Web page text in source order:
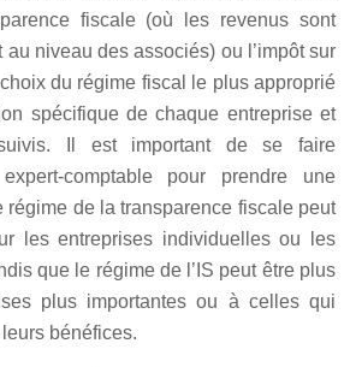
fiscale (où les revenus sont
niveau des associés) ou l’impôt sur
du régime fiscal le plus approprié
spécifique de chaque entreprise et
Il est important de se faire
comptable pour prendre une
de la transparence fiscale peut
les entreprises individuelles ou les
que le régime de l’IS peut être plus
plus importantes ou à celles qui
bénéfices.